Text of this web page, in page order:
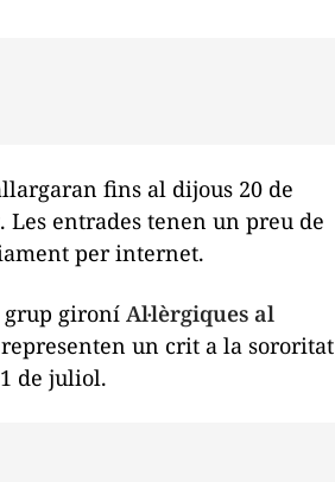
fins al dijous 20 de
entrades tenen un preu de
per internet.
grup gironí Al·lèrgiques al
un crit a la sororitat
de juliol.